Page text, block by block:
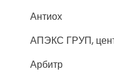
Антиох
АПЭКС ГРУП,
Арбитр